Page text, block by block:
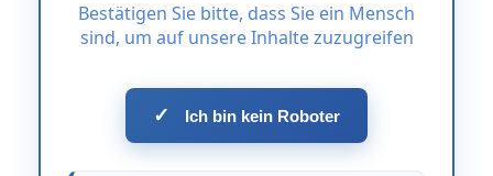
Bestätigen Sie bitte, dass Sie ein Mensch
sind, um auf unsere Inhalte zuzugreifen
✓ Ich bin kein Roboter